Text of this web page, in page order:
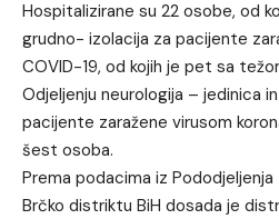
Hospitalizirane su 22 osobe, od
grudno- izolacija za pacijente
COVID-19, od kojih je pet sa
Odjeljenju neurologija – jedinica
pacijente zaražene virusom
šest osoba.
Prema podacima iz
Brčko distriktu BiH dosada je